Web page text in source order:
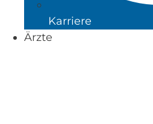
Karriere
Ärzte